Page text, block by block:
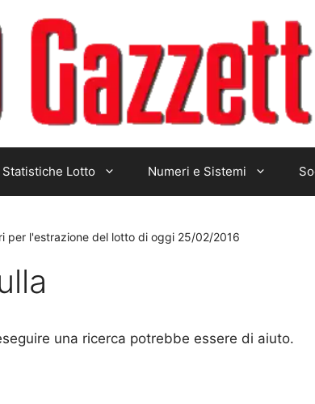
Statistiche Lotto Numeri e Sistemi
per l'estrazione del lotto di oggi 25/02/2016
una ricerca potrebbe essere di aiuto.